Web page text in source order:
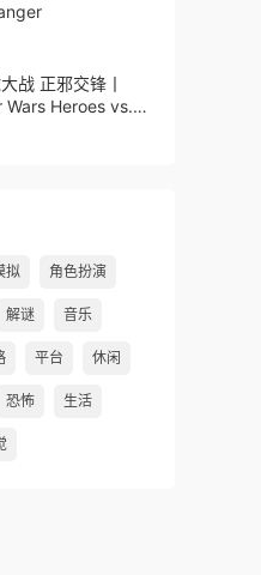
战 正邪交锋丨
Heroes vs.
拟 角色扮演
解谜 音乐
平台 休闲
恐怖 生活